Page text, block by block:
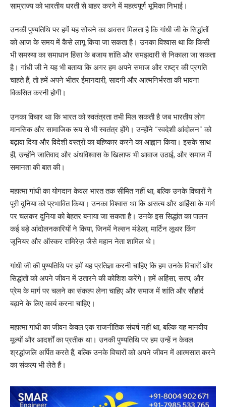
साम्राज्य को भारतीय धरती से बाहर करने में महत्वपूर्ण भूमिका निभाई।
उनकी पुण्यतिथि पर हमें यह सोचने का अवसर मिलता है कि गांधी जी के सिद्धांतों
को आज के समय में कैसे लागू किया जा सकता है। उनका विश्वास था कि किसी
भी समस्या का समाधान हिंसा के बजाय शांति और समझदारी से निकाला जा सकता
है। गांधी जी ने यह भी बताया कि अगर हम अपने समाज और राष्ट्र की प्रगति
चाहते हैं, तो हमें अपने भीतर ईमानदारी, सादगी और आत्मनिर्भरता की भावना
विकसित करनी होगी।
उनका विचार था कि भारत को स्वतंत्रता तभी मिल सकती है जब भारतीय लोग
मानसिक और सामाजिक रूप से भी स्वतंत्र होंगे। उन्होंने “स्वदेशी आंदोलन” को
बढ़ावा दिया और विदेशी वस्त्रों का बहिष्कार करने का आह्वान किया। इसके साथ
ही, उन्होंने जातिवाद और अंधविश्वास के खिलाफ भी आवाज उठाई, और समाज में
समानता की बात की।
महात्मा गांधी का योगदान केवल भारत तक सीमित नहीं था, बल्कि उनके विचारों ने
पूरी दुनिया को प्रभावित किया। उनका विश्वास था कि असत्य और अहिंसा के मार्ग
पर चलकर दुनिया को बेहतर बनाया जा सकता है। उनके इस सिद्धांत का पालन
कई बड़े आंदोलनकारियों ने किया, जिनमें नेल्सन मंडेला, मार्टिन लूथर किंग
जूनियर और ऑस्कर रामिरेज़ जैसे महान नेता शामिल थे।
गांधी जी की पुण्यतिथि पर हमें यह प्रतिज्ञा करनी चाहिए कि हम उनके विचारों और
सिद्धांतों को अपने जीवन में उतारने की कोशिश करेंगे। हमें अहिंसा, सत्य, और
प्रेम के मार्ग पर चलने का संकल्प लेना चाहिए और समाज में शांति और सौहार्द
बढ़ाने के लिए कार्य करना चाहिए।
महात्मा गांधी का जीवन केवल एक राजनीतिक संघर्ष नहीं था, बल्कि यह मानवीय
मूल्यों और आदर्शों का प्रतीक था। उनकी पुण्यतिथि पर हम उन्हें न केवल
श्रद्धांजलि अर्पित करते हैं, बल्कि उनके विचारों को अपने जीवन में आत्मसात करने
का संकल्प भी लेते हैं।